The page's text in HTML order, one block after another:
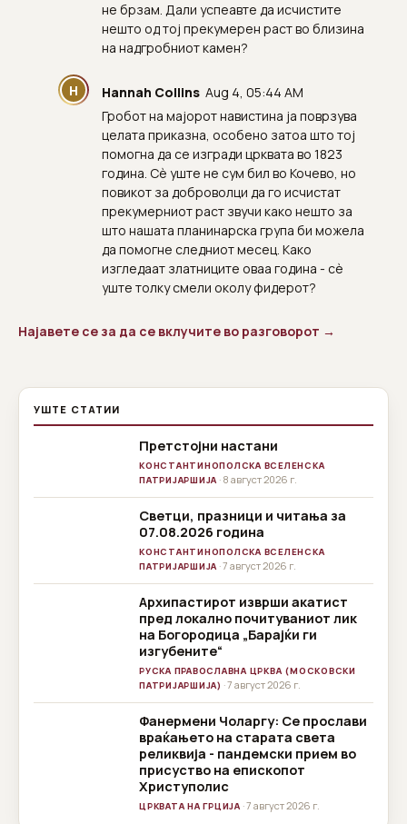
не брзам. Дали успеавте да исчистите
нешто од тој прекумерен раст во близина
на надгробниот камен?
H Hannah Collins Aug 4, 05:44 AM
Гробот на мајорот навистина ја поврзува
целата приказна, особено затоа што тој
помогна да се изгради црквата во 1823
година. Сè уште не сум бил во Кочево, но
повикот за доброволци да го исчистат
прекумерниот раст звучи како нешто за
што нашата планинарска група би можела
да помогне следниот месец. Како
изгледаат златниците оваа година - сè
уште толку смели околу фидерот?
Најавете се за да се вклучите во разговорот →
УШТЕ СТАТИИ
Претстојни настани
КОНСТАНТИНОПОЛСКА ВСЕЛЕНСКА
ПАТРИЈАРШИЈА · 8 август 2026 г.
Светци, празници и читања за
07.08.2026 година
КОНСТАНТИНОПОЛСКА ВСЕЛЕНСКА
ПАТРИЈАРШИЈА · 7 август 2026 г.
Архипастирот изврши акатист
пред локално почитуваниот лик
на Богородица „Барајќи ги
изгубените“
РУСКА ПРАВОСЛАВНА ЦРКВА (МОСКОВСКИ
ПАТРИЈАРШИЈА) · 7 август 2026 г.
Фанермени Чоларгу: Се прослави
враќањето на старата света
реликвија - пандемски прием во
присуство на епископот
Христуполис
ЦРКВАТА НА ГРЦИЈА · 7 август 2026 г.